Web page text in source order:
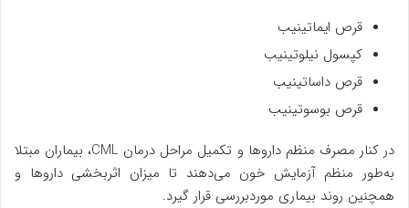
قرص ایماتینیب
کپسول نیلوتینیب
قرص داساتینیب
قرص بوسوتینیب
در کنار مصرف منظم داروها و تکمیل مراحل درمان CML، بیماران مبتلا
به‌طور منظم آزمایش خون می‌دهند تا میزان اثربخشی داروها و
همچنین روند بیماری موردبررسی قرار گیرد.